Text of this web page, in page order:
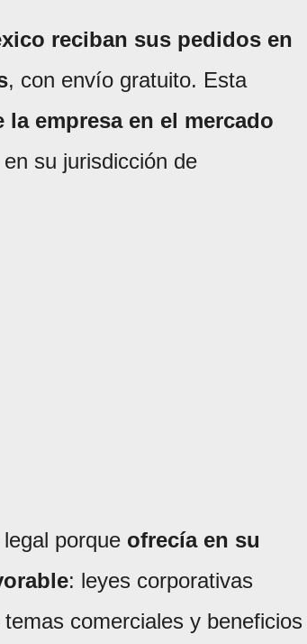
reciban sus pedidos en
, con envío gratuito. Esta
la empresa en el mercado
su jurisdicción de
porque ofrecía en su
: leyes corporativas
comerciales y beneficios